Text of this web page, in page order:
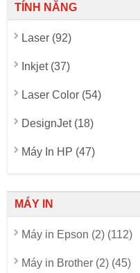
TÍNH NĂNG
Laser (92)
Inkjet (37)
Laser Color (54)
DesignJet (18)
Máy In HP (47)
MÁY IN
Máy in Epson (2) (112)
Máy in Brother (2) (45)